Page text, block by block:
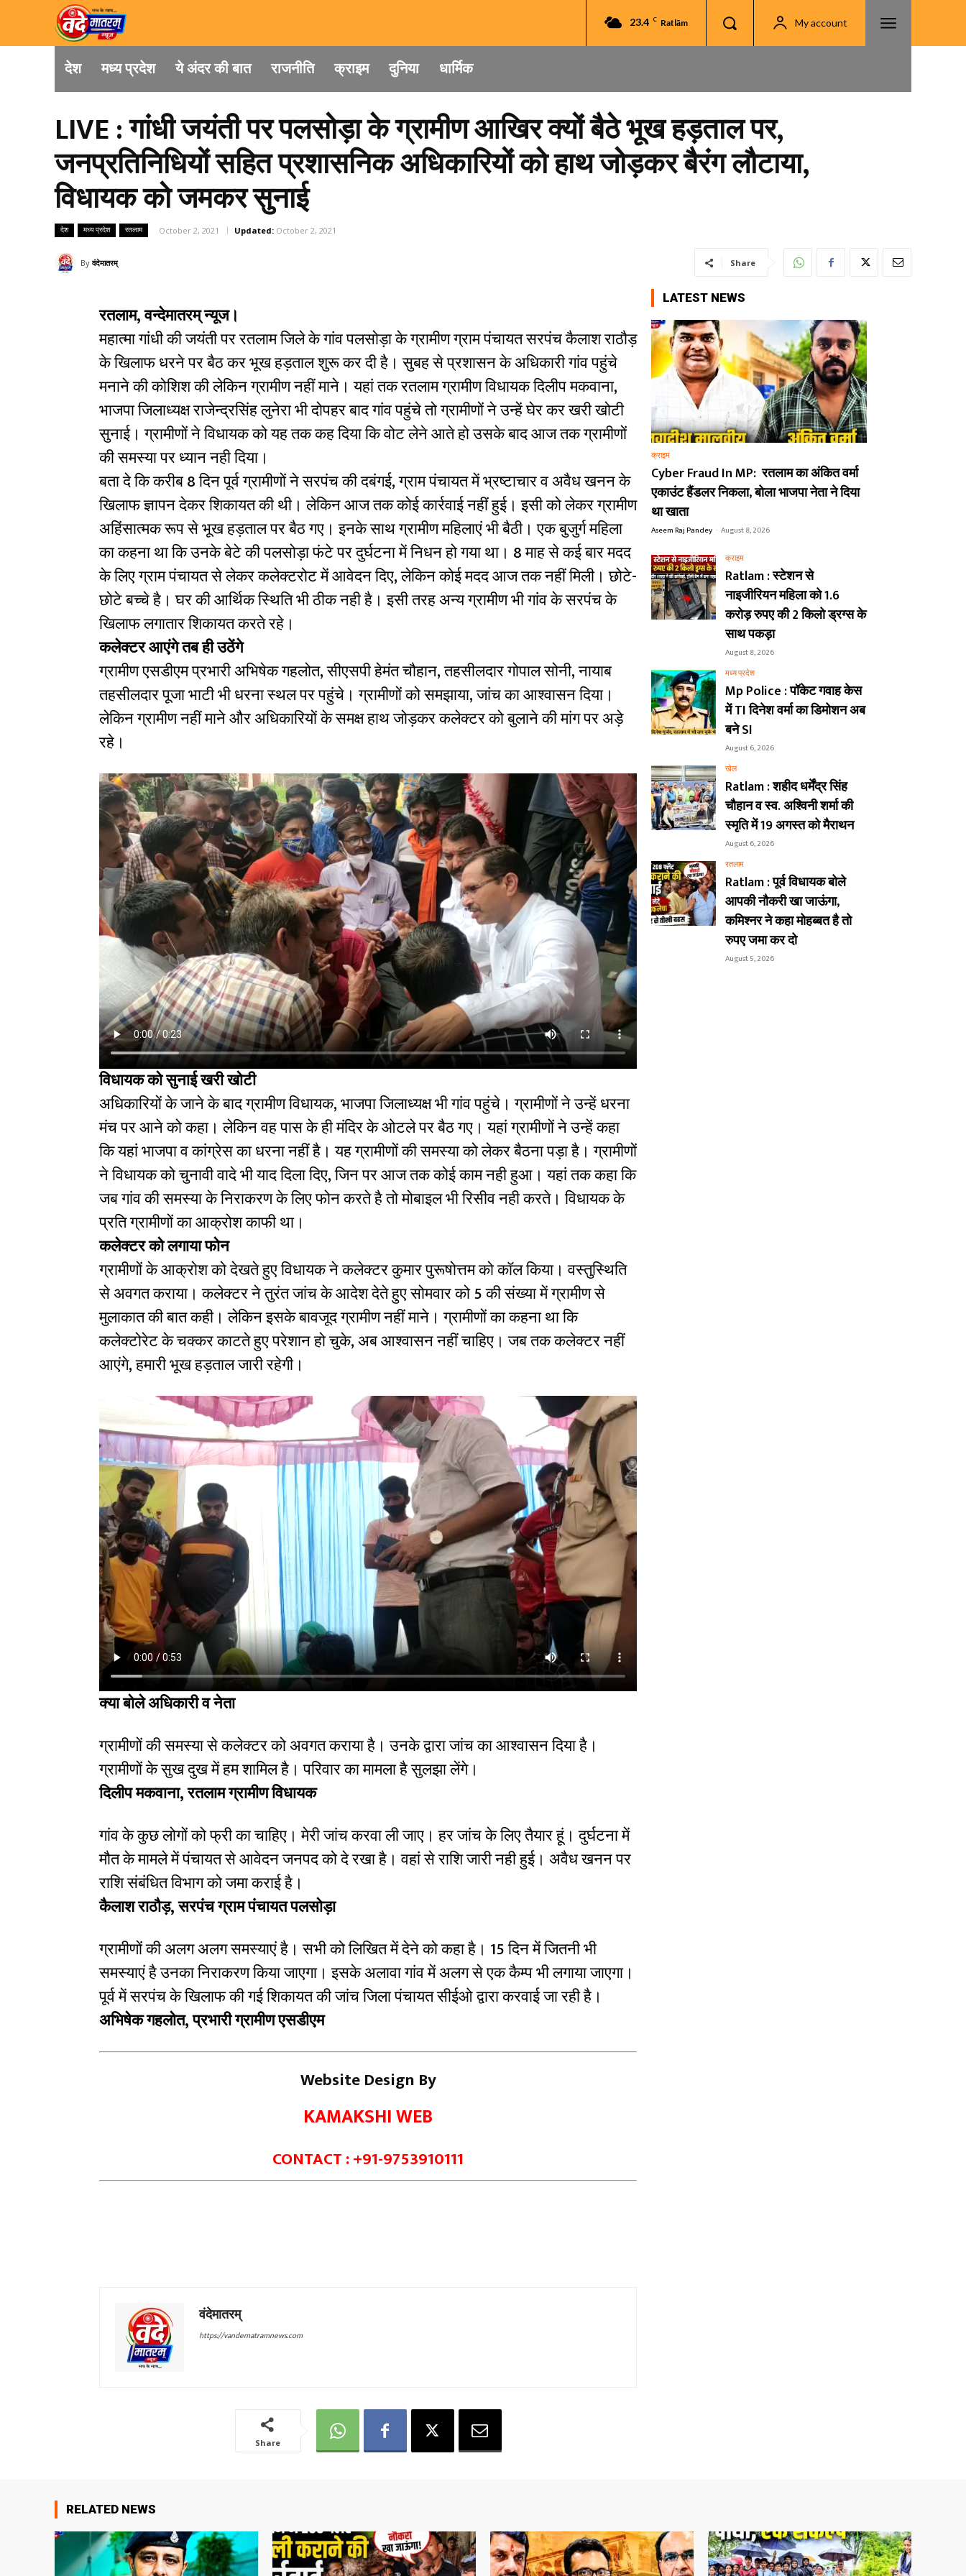
23.4 C Ratlām My account
देश मध्य प्रदेश ये अंदर की बात राजनीति क्राइम दुनिया धार्मिक
LIVE : गांधी जयंती पर पलसोड़ा के ग्रामीण आखिर क्यों बैठे भूख हड़ताल पर,
जनप्रतिनिधियों सहित प्रशासनिक अधिकारियों को हाथ जोड़कर बैरंग लौटाया,
विधायक को जमकर सुनाई
देश मध्य प्रदेश रतलाम October 2, 2021 Updated: October 2, 2021
By वंदेमातरम् Share
रतलाम, वन्देमातरम् न्यूज।
महात्मा गांधी की जयंती पर रतलाम जिले के गांव पलसोड़ा के ग्रामीण ग्राम पंचायत सरपंच कैलाश राठौड़
के खिलाफ धरने पर बैठ कर भूख हड़ताल शुरू कर दी है। सुबह से प्रशासन के अधिकारी गांव पहुंचे
मनाने की कोशिश की लेकिन ग्रामीण नहीं माने। यहां तक रतलाम ग्रामीण विधायक दिलीप मकवाना,
भाजपा जिलाध्यक्ष राजेन्द्रसिंह लुनेरा भी दोपहर बाद गांव पहुंचे तो ग्रामीणों ने उन्हें घेर कर खरी खोटी
सुनाई। ग्रामीणों ने विधायक को यह तक कह दिया कि वोट लेने आते हो उसके बाद आज तक ग्रामीणों
की समस्या पर ध्यान नही दिया।
बता दे कि करीब 8 दिन पूर्व ग्रामीणों ने सरपंच की दबंगई, ग्राम पंचायत में भ्रष्टाचार व अवैध खनन के
खिलाफ ज्ञापन देकर शिकायत की थी। लेकिन आज तक कोई कार्रवाई नहीं हुई। इसी को लेकर ग्रामीण
अहिंसात्मक रूप से भूख हड़ताल पर बैठ गए। इनके साथ ग्रामीण महिलाएं भी बैठी। एक बुजुर्ग महिला
का कहना था कि उनके बेटे की पलसोड़ा फंटे पर दुर्घटना में निधन हो गया था। 8 माह से कई बार मदद
के लिए ग्राम पंचायत से लेकर कलेक्टरोट में आवेदन दिए, लेकिन कोई मदद आज तक नहीं मिली। छोटे-
छोटे बच्चे है। घर की आर्थिक स्थिति भी ठीक नही है। इसी तरह अन्य ग्रामीण भी गांव के सरपंच के
खिलाफ लगातार शिकायत करते रहे।
कलेक्टर आएंगे तब ही उठेंगे
ग्रामीण एसडीएम प्रभारी अभिषेक गहलोत, सीएसपी हेमंत चौहान, तहसीलदार गोपाल सोनी, नायाब
तहसीलदार पूजा भाटी भी धरना स्थल पर पहुंचे। ग्रामीणों को समझाया, जांच का आश्वासन दिया।
लेकिन ग्रामीण नहीं माने और अधिकारियों के समक्ष हाथ जोड़कर कलेक्टर को बुलाने की मांग पर अड़े
रहे।
विधायक को सुनाई खरी खोटी
अधिकारियों के जाने के बाद ग्रामीण विधायक, भाजपा जिलाध्यक्ष भी गांव पहुंचे। ग्रामीणों ने उन्हें धरना
मंच पर आने को कहा। लेकिन वह पास के ही मंदिर के ओटले पर बैठ गए। यहां ग्रामीणों ने उन्हें कहा
कि यहां भाजपा व कांग्रेस का धरना नहीं है। यह ग्रामीणों की समस्या को लेकर बैठना पड़ा है। ग्रामीणों
ने विधायक को चुनावी वादे भी याद दिला दिए, जिन पर आज तक कोई काम नही हुआ। यहां तक कहा कि
जब गांव की समस्या के निराकरण के लिए फोन करते है तो मोबाइल भी रिसीव नही करते। विधायक के
प्रति ग्रामीणों का आक्रोश काफी था।
कलेक्टर को लगाया फोन
ग्रामीणों के आक्रोश को देखते हुए विधायक ने कलेक्टर कुमार पुरूषोत्तम को कॉल किया। वस्तुस्थिति
से अवगत कराया। कलेक्टर ने तुरंत जांच के आदेश देते हुए सोमवार को 5 की संख्या में ग्रामीण से
मुलाकात की बात कही। लेकिन इसके बावजूद ग्रामीण नहीं माने। ग्रामीणों का कहना था कि
कलेक्टोरेट के चक्कर काटते हुए परेशान हो चुके, अब आश्वासन नहीं चाहिए। जब तक कलेक्टर नहीं
आएंगे, हमारी भूख हड़ताल जारी रहेगी।
क्या बोले अधिकारी व नेता
ग्रामीणों की समस्या से कलेक्टर को अवगत कराया है। उनके द्वारा जांच का आश्वासन दिया है।
ग्रामीणों के सुख दुख में हम शामिल है। परिवार का मामला है सुलझा लेंगे।
दिलीप मकवाना, रतलाम ग्रामीण विधायक
गांव के कुछ लोगों को फ्री का चाहिए। मेरी जांच करवा ली जाए। हर जांच के लिए तैयार हूं। दुर्घटना में
मौत के मामले में पंचायत से आवेदन जनपद को दे रखा है। वहां से राशि जारी नही हुई। अवैध खनन पर
राशि संबंधित विभाग को जमा कराई है।
कैलाश राठौड़, सरपंच ग्राम पंचायत पलसोड़ा
ग्रामीणों की अलग अलग समस्याएं है। सभी को लिखित में देने को कहा है। 15 दिन में जितनी भी
समस्याएं है उनका निराकरण किया जाएगा। इसके अलावा गांव में अलग से एक कैम्प भी लगाया जाएगा।
पूर्व में सरपंच के खिलाफ की गई शिकायत की जांच जिला पंचायत सीईओ द्वारा करवाई जा रही है।
अभिषेक गहलोत, प्रभारी ग्रामीण एसडीएम
Website Design By
KAMAKSHI WEB
CONTACT : +91-9753910111
वंदेमातरम्
https://vandematramnews.com
Share
LATEST NEWS
क्राइम
Cyber Fraud In MP: रतलाम का अंकित वर्मा
एकाउंट हैंडलर निकला, बोला भाजपा नेता ने दिया
था खाता
Aseem Raj Pandey - August 8, 2026
क्राइम
Ratlam : स्टेशन से
नाइजीरियन महिला को 1.6
करोड़ रुपए की 2 किलो ड्रग्स के
साथ पकड़ा
August 8, 2026
मध्य प्रदेश
Mp Police : पॉकेट गवाह केस
में TI दिनेश वर्मा का डिमोशन अब
बने SI
August 6, 2026
खेल
Ratlam : शहीद धर्मेंद्र सिंह
चौहान व स्व. अश्विनी शर्मा की
स्मृति में 19 अगस्त को मैराथन
August 6, 2026
रतलाम
Ratlam : पूर्व विधायक बोले
आपकी नौकरी खा जाऊंगा,
कमिश्नर ने कहा मोहब्बत है तो
रुपए जमा कर दो
August 5, 2026
RELATED NEWS